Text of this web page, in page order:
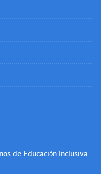
de Educación Inclusiva